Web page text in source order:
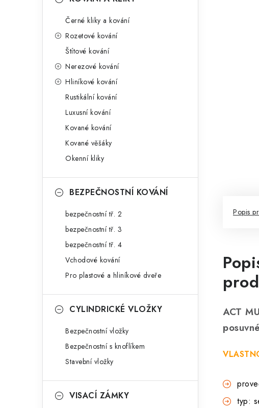
Černé kliky a kování
Rozetové kování
Štítové kování
Nerezové kování
Hliníkové kování
Rustikální kování
Luxusní kování
Kované kování
Kované věšáky
Okenní kliky
BEZPEČNOSTNÍ KOVÁNÍ
bezpečnostní tř. 2
bezpečnostní tř. 3
bezpečnostní tř. 4
Vchodové kování
Pro plastové a hliníkové dveře
CYLINDRICKÉ VLOŽKY
Bezpečnostní vložky
Bezpečnostní s knoflíkem
Stavební vložky
VISACÍ ZÁMKY
Popis
ACT
typ: